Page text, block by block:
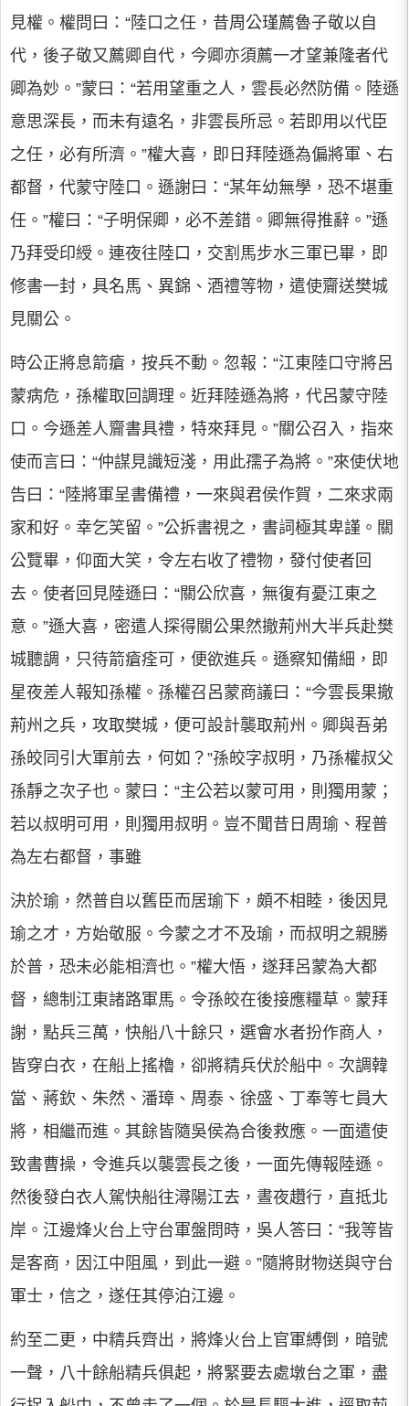
見權。權問曰：“陸口之任，昔周公瑾薦魯子敬以自
代，後子敬又薦卿自代，今卿亦須薦一才望兼隆者代
卿為妙。”蒙曰：“若用望重之人，雲長必然防備。陸遜
意思深長，而未有遠名，非雲長所忌。若即用以代臣
之任，必有所濟。”權大喜，即日拜陸遜為偏將軍、右
都督，代蒙守陸口。遜謝曰：“某年幼無學，恐不堪重
任。”權曰：“子明保卿，必不差錯。卿無得推辭。”遜
乃拜受印綬。連夜往陸口，交割馬步水三軍已畢，即
修書一封，具名馬、異錦、酒禮等物，遣使齎送樊城
見關公。
時公正將息箭瘡，按兵不動。忽報：“江東陸口守將呂
蒙病危，孫權取回調理。近拜陸遜為將，代呂蒙守陸
口。今遜差人齎書具禮，特來拜見。”關公召入，指來
使而言曰：“仲謀見識短淺，用此孺子為將。”來使伏地
告曰：“陸將軍呈書備禮，一來與君侯作賀，二來求兩
家和好。幸乞笑留。”公拆書視之，書詞極其卑謹。關
公覽畢，仰面大笑，令左右收了禮物，發付使者回
去。使者回見陸遜曰：“關公欣喜，無復有憂江東之
意。”遜大喜，密遣人探得關公果然撤荊州大半兵赴樊
城聽調，只待箭瘡痊可，便欲進兵。遜察知備細，即
星夜差人報知孫權。孫權召呂蒙商議曰：“今雲長果撤
荊州之兵，攻取樊城，便可設計襲取荊州。卿與吾弟
孫皎同引大軍前去，何如？”孫皎字叔明，乃孫權叔父
孫靜之次子也。蒙曰：“主公若以蒙可用，則獨用蒙；
若以叔明可用，則獨用叔明。豈不聞昔日周瑜、程普
為左右都督，事雖
決於瑜，然普自以舊臣而居瑜下，頗不相睦，後因見
瑜之才，方始敬服。今蒙之才不及瑜，而叔明之親勝
於普，恐未必能相濟也。”權大悟，遂拜呂蒙為大都
督，總制江東諸路軍馬。令孫皎在後接應糧草。蒙拜
謝，點兵三萬，快船八十餘只，選會水者扮作商人，
皆穿白衣，在船上搖櫓，卻將精兵伏於船中。次調韓
當、蔣欽、朱然、潘璋、周泰、徐盛、丁奉等七員大
將，相繼而進。其餘皆隨吳侯為合後救應。一面遣使
致書曹操，令進兵以襲雲長之後，一面先傳報陸遜。
然後發白衣人駕快船往潯陽江去，晝夜趲行，直抵北
岸。江邊烽火台上守台軍盤問時，吳人答曰：“我等皆
是客商，因江中阻風，到此一避。”隨將財物送與守台
軍士，信之，遂任其停泊江邊。
約至二更，中精兵齊出，將烽火台上官軍縛倒，暗號
一聲，八十餘船精兵俱起，將緊要去處墩台之軍，盡